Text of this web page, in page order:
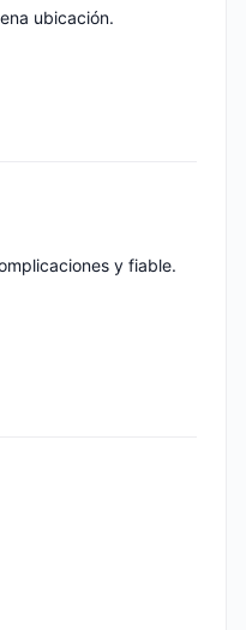
ubicación.
y fiable.